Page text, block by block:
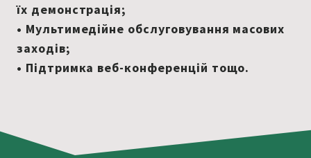
їх демонстрація;
• Мультимедійне обслуговування масових
заходів;
• Підтримка веб-конференцій тощо.